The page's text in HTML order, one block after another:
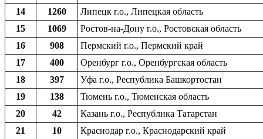
14
1260
Липецк г.о., Липецкая область
15
1069
Ростов-на-Дону г.о., Ростовская область
16
908
Пермский г.о., Пермский край
17
400
Оренбург г.о., Оренбургская область
18
397
Уфа г.о., Республика Башкортостан
19
138
Тюмень г.о., Тюменская область
20
42
Казань г.о., Республика Татарстан
21
10
Краснодар г.о., Краснодарский край